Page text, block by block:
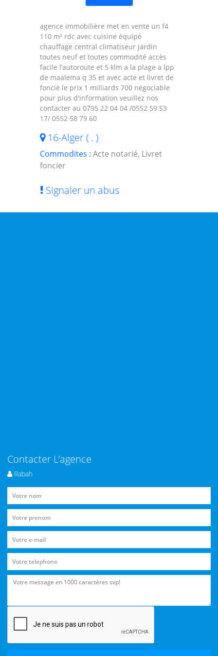
agence immobilière met en vente un f4
110 m² rdc avec cuisine équipé
chauffage central climatiseur jardin
toutes neuf et toutes commodité accès
facile l’autoroute et 5 klm a la plage a lpp
de maalema q 35 et avec acte et livret de
fonciè le prix 1 milliards 700 négociable
pour plus d'information veuillez nos
contacter au 0795 22 04 04 /0552 59 53
17/ 0552 58 79 60
16-Alger ( . )
Commodites :Acte notarié, Livret
foncier
Signaler un abus
Contacter L’agence
Rabah